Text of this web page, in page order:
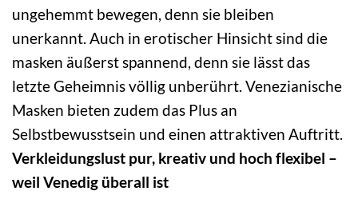
ungehemmt bewegen, denn sie bleiben
unerkannt. Auch in erotischer Hinsicht sind die
masken äußerst spannend, denn sie lässt das
letzte Geheimnis völlig unberührt. Venezianische
Masken bieten zudem das Plus an
Selbstbewusstsein und einen attraktiven Auftritt.
Verkleidungslust pur, kreativ und hoch flexibel –
weil Venedig überall ist